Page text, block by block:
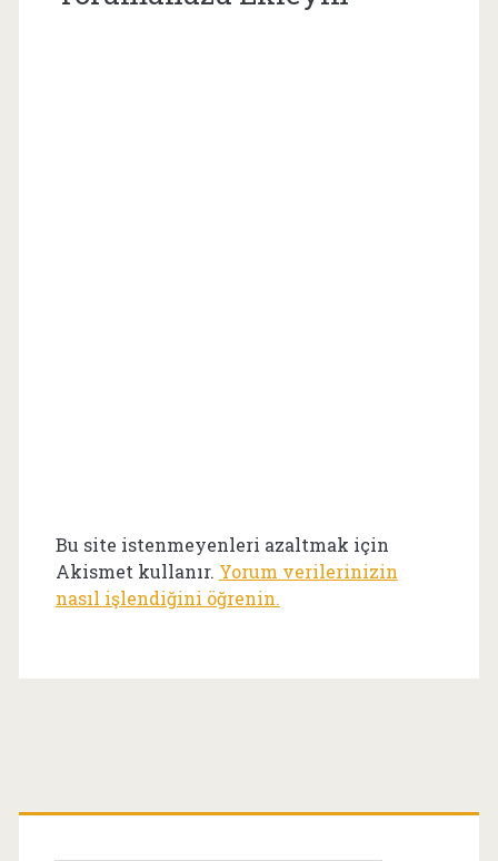
Bu site istenmeyenleri azaltmak için
Akismet kullanır. Yorum verilerinizin
nasıl işlendiğini öğrenin.
Birincil